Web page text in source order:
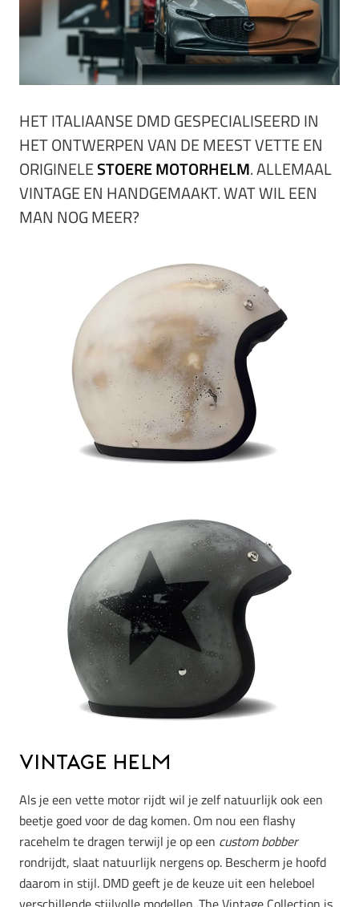
HET ITALIAANSE DMD GESPECIALISEERD IN
HET ONTWERPEN VAN DE MEEST VETTE EN
ORIGINELESTOERE MOTORHELM. ALLEMAAL
VINTAGE EN HANDGEMAAKT. WAT WIL EEN
MAN NOG MEER?
Vintage Helm
Als je een vette motor rijdt wil je zelf natuurlijk ook een
beetje goed voor de dag komen. Om nou een flashy
racehelm te dragen terwijl je op een custom bobber
rondrijdt, slaat natuurlijk nergens op. Bescherm je hoofd
daarom in stijl. DMD geeft je de keuze uit een heleboel